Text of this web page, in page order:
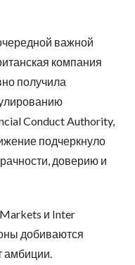
важной
компания
получила
Conduct Authority,
подчеркнуло
доверию и
и Inter
добиваются
амбиции.